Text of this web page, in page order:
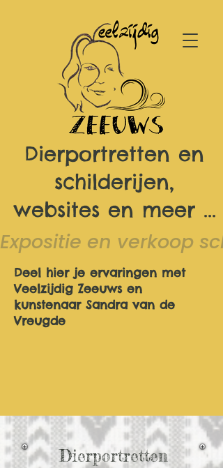
Dierportretten en
schilderijen,
websites en meer ...
Expositie en verkoop
Deel hier je ervaringen met
Veelzijdig Zeeuws en
kunstenaar Sandra van de
Vreugde
Dierportretten